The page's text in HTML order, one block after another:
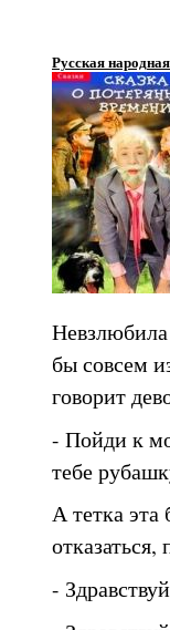
Русская
Невзлюбила
бы совсем
говорит
- Пойди к
тебе
А тетка эта
-